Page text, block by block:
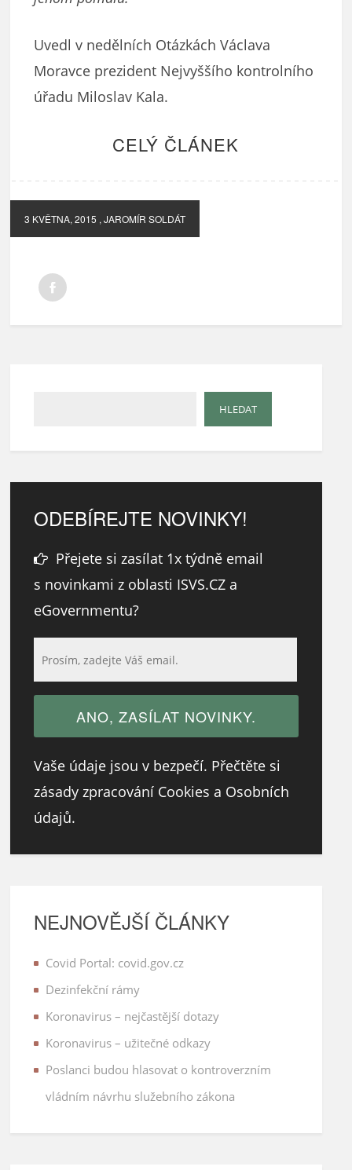
Uvedl v nedělních Otázkách Václava
Moravce prezident Nejvyššího kontrolního
úřadu Miloslav Kala.
CELÝ ČLÁNEK
3 KVĚTNA, 2015 , JAROMÍR SOLDÁT
ODEBÍREJTE NOVINKY!
Přejete si zasílat 1x týdně email
s novinkami z oblasti ISVS.CZ a
eGovernmentu?
Vaše údaje jsou v bezpečí. Přečtěte si
zásady zpracování Cookies a Osobních
údajů.
NEJNOVĚJŠÍ ČLÁNKY
Covid Portal: covid.gov.cz
Dezinfekční rámy
Koronavirus – nejčastější dotazy
Koronavirus – užitečné odkazy
Poslanci budou hlasovat o kontroverzním
vládním návrhu služebního zákona